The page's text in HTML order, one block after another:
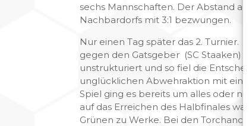
sechs Mannschaften. Der Abstand
Nachbardorfs mit 3:1 bezwungen.
Nur einen Tag später das 2. Turnier.
gegen den Gatsgeber (SC Staaken)
unstrukturiert und so fiel die
unglücklichen Abwehraktion mit
Spiel ging es bereits um alles oder
auf das Erreichen des Halbfinales
Grünen zu Werke. Bei den